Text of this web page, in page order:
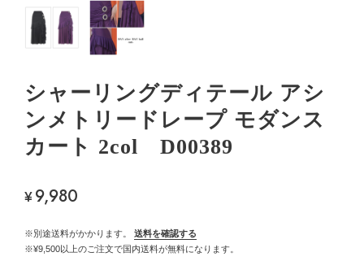
シャーリングディテール アシ
ンメトリードレープ モダンス
カート 2col D00389
¥9,980
※別途送料がかかります。
送料を確認する
※¥9,500以上のご注文で国内送料が無料になります。